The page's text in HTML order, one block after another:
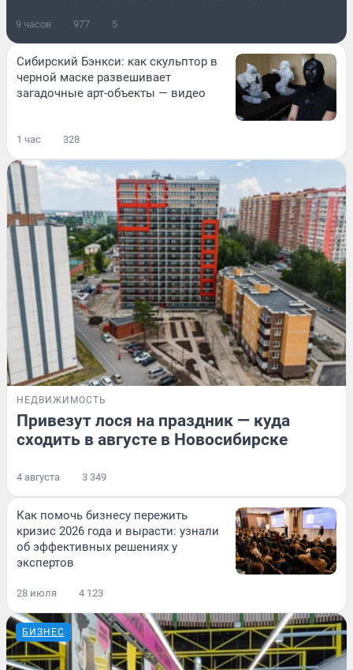
9 часов 977 5
Сибирский Бэнкси: как скульптор в
черной маске развешивает
загадочные арт-объекты — видео
1 час 328
НЕДВИЖИМОСТЬ
Привезут лося на праздник — куда
сходить в августе в Новосибирске
4 августа 3 349
Как помочь бизнесу пережить
кризис 2026 года и вырасти: узнали
об эффективных решениях у
экспертов
28 июля 4 123
БИЗНЕС